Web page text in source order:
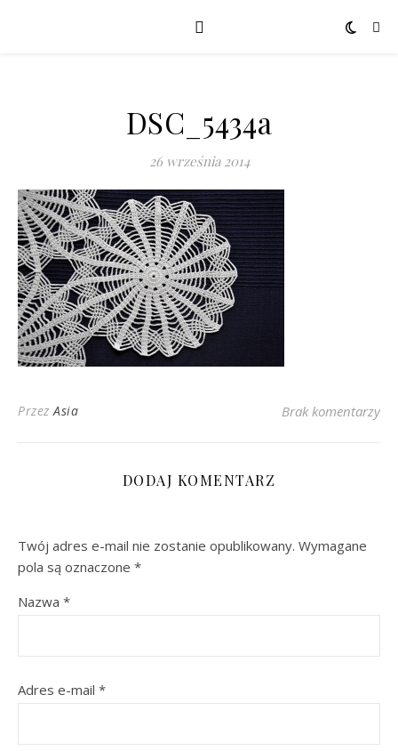
DSC_5434a
26 września 2014
PrzezAsia Brak komentarzy
DODAJ KOMENTARZ
Twój adres e-mail nie zostanie opublikowany. Wymagane
pola są oznaczone *
Nazwa *
Adres e-mail *